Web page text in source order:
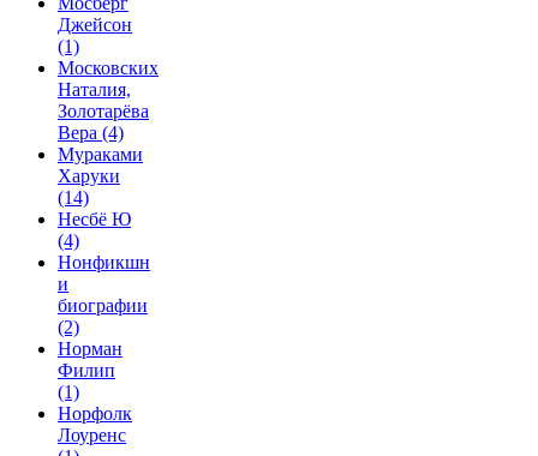
Джейсон
(1)
Московских
Наталия,
Золотарёва
Вера (4)
Мураками
Харуки
(14)
Несбё Ю
(4)
Нонфикшн
и
биографии
(2)
Норман
Филип
(1)
Норфолк
Лоуренс